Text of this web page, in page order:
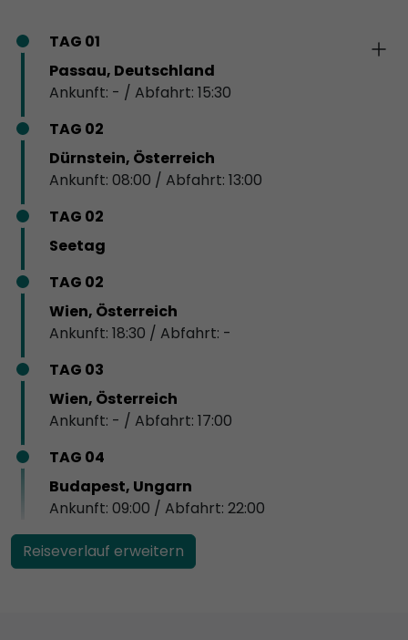
TAG 01
Passau, Deutschland
Ankunft: - / Abfahrt: 15:30
TAG 02
Dürnstein, Österreich
Ankunft: 08:00 / Abfahrt: 13:00
TAG 02
Seetag
TAG 02
Wien, Österreich
Ankunft: 18:30 / Abfahrt: -
TAG 03
Wien, Österreich
Ankunft: - / Abfahrt: 17:00
TAG 04
Budapest, Ungarn
Ankunft: 09:00 / Abfahrt: 22:00
Reiseverlauf erweitern